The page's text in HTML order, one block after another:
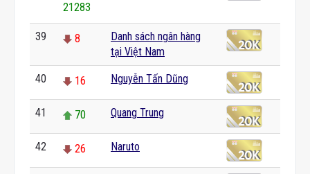
21283
39 8
Danh sách ngân hàng
tại Việt Nam
40 16 Nguyễn Tấn Dũng
41 70 Quang Trung
42 26 Naruto